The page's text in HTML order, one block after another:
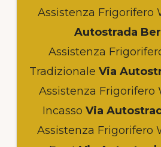
Assistenza Frigorifero
Autostrada
Assistenza
Tradizionale Via
Assistenza Frigorifero
Incasso Via
Assistenza Frigorifero